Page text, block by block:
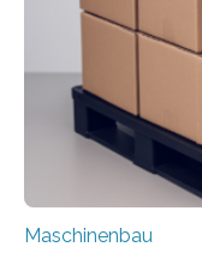
Landkarten und
Exemplare pro
Auftrag kann das
Maschinenbau